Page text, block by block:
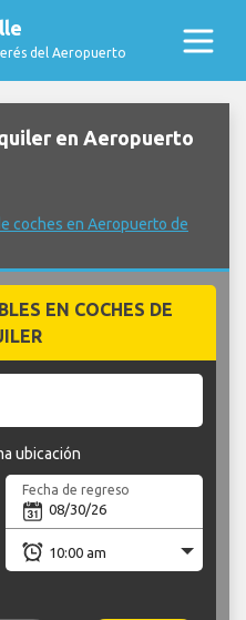
del Aeropuerto
en Aeropuerto
coches en Aeropuerto de
EN COCHES DE
ubicación
Fecha de regreso